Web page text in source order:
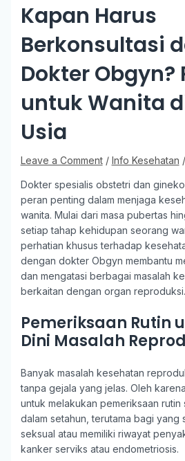
Kapan Harus
Berkonsultasi
Dokter Obgyn?
untuk Wanita
Usia
Leave a Comment / Info Kesehatan
Dokter spesialis obstetri dan
peran penting dalam menjaga
wanita. Mulai dari masa pubertas
setiap tahap kehidupan seorang
perhatian khusus terhadap
dengan dokter Obgyn membantu
dan mengatasi berbagai masalah
berkaitan dengan organ reproduksi.
Pemeriksaan Rutin
Dini Masalah
Banyak masalah kesehatan
tanpa gejala yang jelas. Oleh
untuk melakukan pemeriksaan rutin
dalam setahun, terutama bagi yang
seksual atau memiliki riwayat
kanker serviks atau endometriosis.